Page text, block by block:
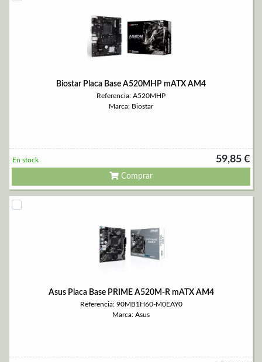
Biostar Placa Base A520MHP mATX AM4
Referencia: A520MHP
Marca: Biostar
59,85 €
En stock
Comprar
Asus Placa Base PRIME A520M-R mATX AM4
Referencia: 90MB1H60-M0EAY0
Marca: Asus